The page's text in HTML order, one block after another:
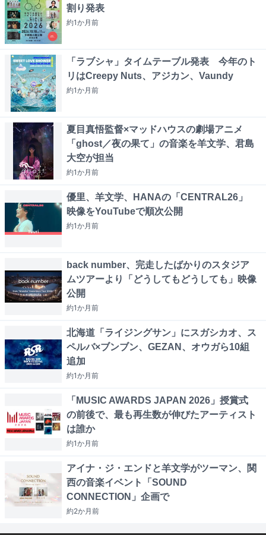
割り発表
約1か月前
「ラブシャ」タイムテーブル発表 今年のト
リはCreepy Nuts、アジカン、Vaundy
約1か月前
夏目真悟監督×マッドハウスの劇場アニメ
「ghost／夜の果て」の音楽を羊文学、君島
大空が担当
約1か月前
優里、羊文学、HANAの「CENTRAL26」
映像をYouTubeで順次公開
約1か月前
back number、完走したばかりのスタジア
ムツアーより「どうしてもどうしても」映像
公開
約1か月前
北海道「ライジングサン」にスガシカオ、ス
ペルバ×ブンブン、GEZAN、オウガら10組
追加
約1か月前
「MUSIC AWARDS JAPAN 2026」授賞式
の前後で、最も再生数が伸びたアーティスト
は誰か
約1か月前
アイナ・ジ・エンドと羊文学がツーマン、関
西の音楽イベント「SOUND
CONNECTION」企画で
約2か月前